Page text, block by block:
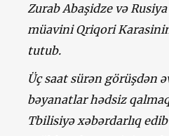
Zurab Abaşidze və
müavini Qriqori
tutub.
Üç saat sürən görüşdən
bəyanatlar hədsiz
Tbilisiyə xəbərdarlıq